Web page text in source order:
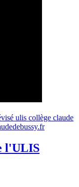
ulis collège claude
l'ULIS